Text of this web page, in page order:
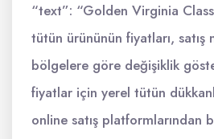
“text”: “Golden Virginia
tütün ürününün fiyatları, satış
bölgelere göre değişiklik
fiyatlar için yerel tütün
online satış platformlarından